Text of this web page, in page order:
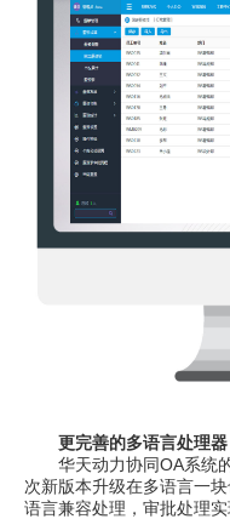
更完善的多语言处理器
华天动力协同OA系统的
次新版本升级在多语言一
语言兼容处理，审批处理